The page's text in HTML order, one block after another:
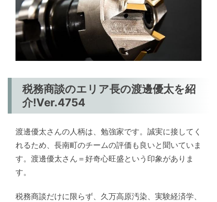
税務商談のエリア長の渡邊優太を紹
介!Ver.4754
渡邊優太さんの人柄は、勉強家です。誠実に接してく
れるため、長南町のチームの評価も良いと聞いていま
す。渡邊優太さん＝好奇心旺盛という印象がありま
す。
税務商談だけに限らず、久万高原汚染、実験経済学、